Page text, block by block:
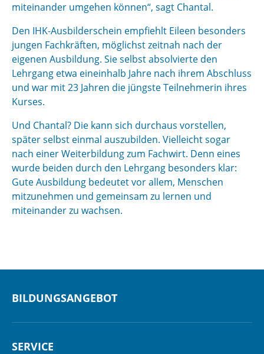
miteinander umgehen können“, sagt Chantal.
Den IHK-Ausbilderschein empfiehlt Eileen besonders
jungen Fachkräften, möglichst zeitnah nach der
eigenen Ausbildung. Sie selbst absolvierte den
Lehrgang etwa eineinhalb Jahre nach ihrem Abschluss
und war mit 23 Jahren die jüngste Teilnehmerin ihres
Kurses.
Und Chantal? Die kann sich durchaus vorstellen,
später selbst einmal auszubilden. Vielleicht sogar
nach einer Weiterbildung zum Fachwirt. Denn eines
wurde beiden durch den Lehrgang besonders klar:
Gute Ausbildung bedeutet vor allem, Menschen
mitzunehmen und gemeinsam zu lernen und
miteinander zu wachsen.
BILDUNGSANGEBOT
SERVICE